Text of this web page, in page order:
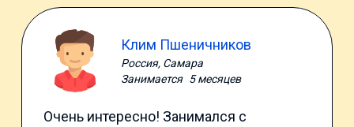
Клим Пшеничников
Россия, Самара
Занимается 5 месяцев
Очень интересно! Занимался с